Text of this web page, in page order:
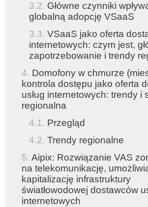
Główne czynniki
globalną adopcję VSaaS
VSaaS jako oferta
internetowych: czym jest,
zapotrzebowanie i trendy
Domofony w chmurze
kontrola dostępu jako oferta
usług internetowych: trendy i
regionalna
Przegląd
Trendy regionalne
Aipix: Rozwiązanie VAS
na telekomunikację,
kapitalizację infrastruktury
światłowodowej dostawców
internetowych